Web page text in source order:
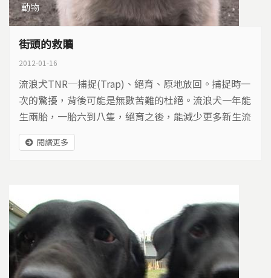
動物
街頭的救贖
2012-01-16
流浪犬TNR─捕捉(Trap)、絕育、原地放回。捕捉時一
次的驚擾，背後可能是無數苦難的杜絕。流浪犬一年能
生兩胎，一胎六到八隻，絕育之後，能減少更多新生流
浪犬的產生，只要加上完整的配套，降低環境衛生與人
身安全的疑慮，眼前的流浪動物，就有機會在街頭度過
閱讀更多